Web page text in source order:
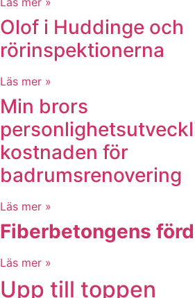
Olof i Huddinge och
rörinspektionerna
Läs mer »
Min brors
kostnaden för
badrumsrenovering
Läs mer »
Fiberbetongens
Läs mer »
Upp till toppen